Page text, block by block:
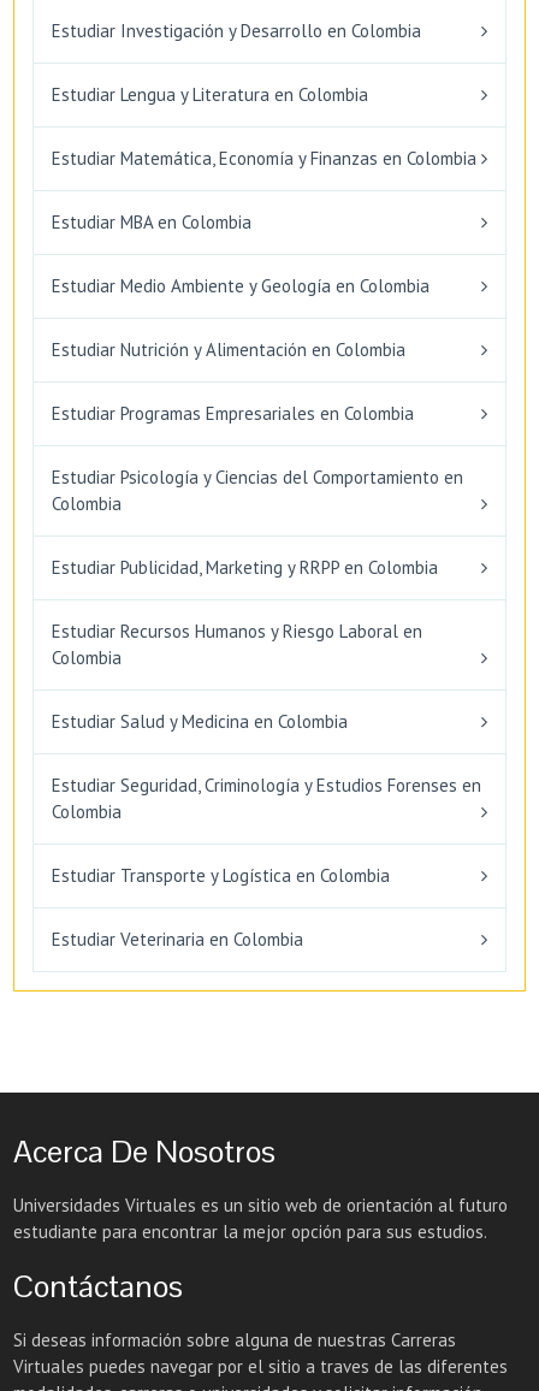
Estudiar Investigación y Desarrollo en Colombia
Estudiar Lengua y Literatura en Colombia
Estudiar Matemática, Economía y Finanzas en Colombia
Estudiar MBA en Colombia
Estudiar Medio Ambiente y Geología en Colombia
Estudiar Nutrición y Alimentación en Colombia
Estudiar Programas Empresariales en Colombia
Estudiar Psicología y Ciencias del Comportamiento en
Colombia
Estudiar Publicidad, Marketing y RRPP en Colombia
Estudiar Recursos Humanos y Riesgo Laboral en
Colombia
Estudiar Salud y Medicina en Colombia
Estudiar Seguridad, Criminología y Estudios Forenses en
Colombia
Estudiar Transporte y Logística en Colombia
Estudiar Veterinaria en Colombia
Acerca De Nosotros
Universidades Virtuales es un sitio web de orientación al futuro
estudiante para encontrar la mejor opción para sus estudios.
Contáctanos
Si deseas información sobre alguna de nuestras Carreras
Virtuales puedes navegar por el sitio a traves de las diferentes